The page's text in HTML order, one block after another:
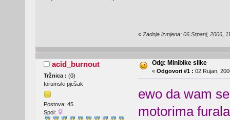
« Zadnja izmjena: 06 Srpanj, 2006,
acid_burnout
Tržnica : (0)
forumski pješak
Postova: 45
Spol:
Odg: Minibike slike
« Odgovori #1 : 02 Rujan,
ewo da wam
motorima